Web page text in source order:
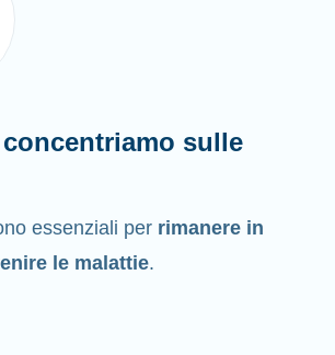
sulle
essenziali per rimanere in
le malattie.